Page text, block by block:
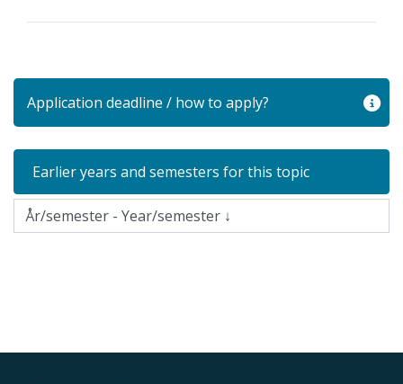
Application deadline / how to apply?
Earlier years and semesters for this topic